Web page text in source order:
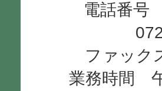
電話番号
ファック
業務時間